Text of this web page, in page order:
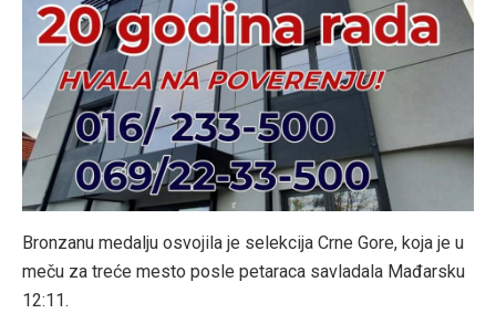
Bronzanu medalju osvojila je selekcija Crne Gore, koja je u
meču za treće mesto posle petaraca savladala Mađarsku
12:11.